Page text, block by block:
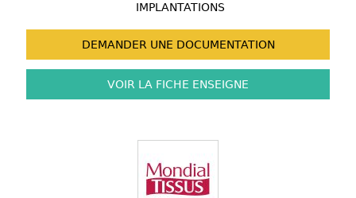
IMPLANTATIONS
DEMANDER UNE DOCUMENTATION
VOIR LA FICHE ENSEIGNE